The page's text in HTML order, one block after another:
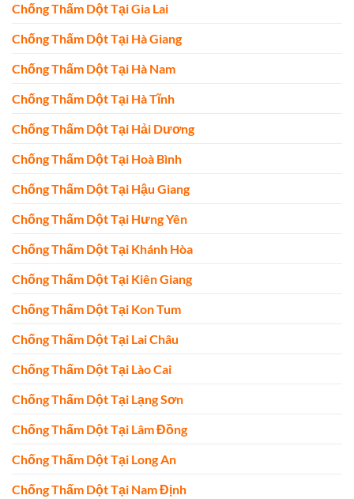
Chống Thấm Dột Tại Gia Lai
Chống Thấm Dột Tại Hà Giang
Chống Thấm Dột Tại Hà Nam
Chống Thấm Dột Tại Hà Tĩnh
Chống Thấm Dột Tại Hải Dương
Chống Thấm Dột Tại Hoà Bình
Chống Thấm Dột Tại Hậu Giang
Chống Thấm Dột Tại Hưng Yên
Chống Thấm Dột Tại Khánh Hòa
Chống Thấm Dột Tại Kiên Giang
Chống Thấm Dột Tại Kon Tum
Chống Thấm Dột Tại Lai Châu
Chống Thấm Dột Tại Lào Cai
Chống Thấm Dột Tại Lạng Sơn
Chống Thấm Dột Tại Lâm Đồng
Chống Thấm Dột Tại Long An
Chống Thấm Dột Tại Nam Định